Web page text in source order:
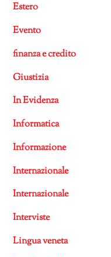
Estero
Evento
finanza e credito
Giustizia
In Evidenza
Informatica
Informazione
Internazionale
Internazionale
Interviste
Lingua veneta